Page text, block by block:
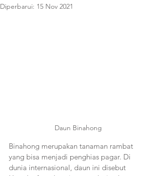
Diperbarui: 15 Nov 2021
Daun Binahong
Binahong merupakan tanaman rambat
yang bisa menjadi penghias pagar. Di
dunia internasional, daun ini disebut